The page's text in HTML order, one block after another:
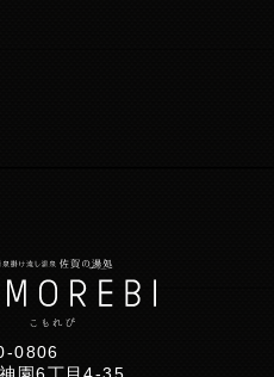
0806